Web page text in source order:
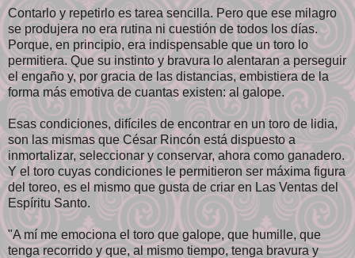
Contarlo y repetirlo es tarea sencilla. Pero que ese milagro
se produjera no era rutina ni cuestión de todos los días.
Porque, en principio, era indispensable que un toro lo
permitiera. Que su instinto y bravura lo alentaran a perseguir
el engaño y, por gracia de las distancias, embistiera de la
forma más emotiva de cuantas existen: al galope.
Esas condiciones, difíciles de encontrar en un toro de lidia,
son las mismas que César Rincón está dispuesto a
inmortalizar, seleccionar y conservar, ahora como ganadero.
Y el toro cuyas condiciones le permitieron ser máxima figura
del toreo, es el mismo que gusta de criar en Las Ventas del
Espíritu Santo.
"A mí me emociona el toro que galope, que humille, que
tenga recorrido y que, al mismo tiempo, tenga bravura y